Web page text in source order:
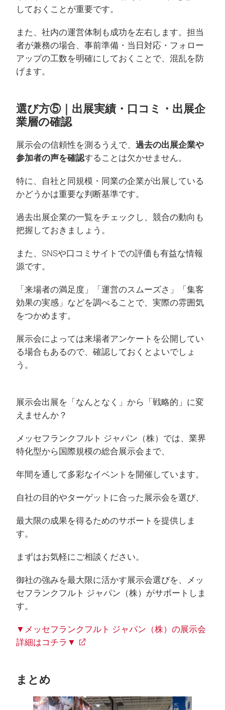
しておくことが重要です。
また、社内の運営体制も成功を左右します。担当
者が兼務の場合、事前準備・当日対応・フォロー
アップの工数を明確にしておくことで、混乱を防
げます。
選び方⑤｜出展実績・口コミ・出展企
業層の確認
展示会の信頼性を測るうえで、 過去の出展企業や
参加者の声を確認することは欠かせません。
特に、自社と同規模・同業の企業が出展している
かどうかは重要な判断基準です。
過去出展企業の一覧をチェックし、競合の動向も
把握しておきましょう。
また、SNSや口コミサイトでの評価も有益な情報
源です。
「来場者の満足度」「運営のスムーズさ」「集客
効果の実感」などを調べることで、実際の雰囲気
をつかめます。
展示会によっては来場者アンケートを公開してい
る場合もあるので、確認しておくとよいでしょ
う。
展示会出展を「なんとなく」から「戦略的」に変
えませんか？
メッセフランクフルト ジャパン（株）では、業界
特化型から国際規模の総合展示会まで、
年間を通して多彩なイベントを開催しています。
自社の目的やターゲットに合った展示会を選び、
最大限の成果を得るためのサポートを提供しま
す。
まずはお気軽にご相談ください。
御社の強みを最大限に活かす展示会選びを、メッ
セフランクフルト ジャパン（株）がサポートしま
す。
▼メッセフランクフルト ジャパン（株）の展示会
詳細はコチラ▼
まとめ